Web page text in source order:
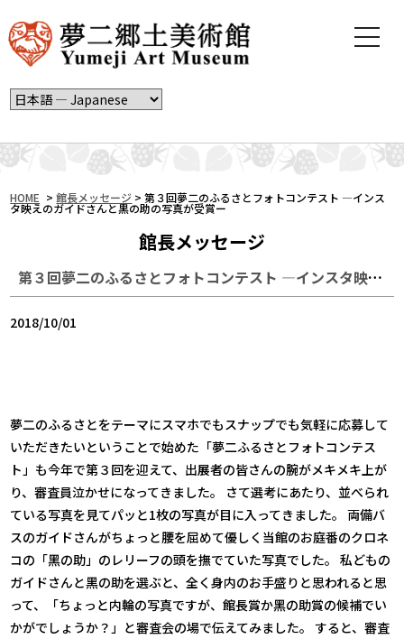
t
n
i
i
o
HOME >館長メッセージ >第３回夢二のふるさとフォトコンテスト ―インス
タ映えのガイドさんと黒の助の写真が受賞ー
館長メッセージ
第３回夢二のふるさとフォトコンテスト ―インスタ映えのガイドさんと黒の助の写真が受賞ー
2018/10/01
夢二のふるさとをテーマにスマホでもスナップでも気軽に応募して
いただきたいということで始めた「夢二ふるさとフォトコンテス
ト」も今年で第３回を迎えて、出展者の皆さんの腕がメキメキ上が
り、審査員泣かせになってきました。 さて選考にあたり、並べられ
ている写真を見てパッと1枚の写真が目に入ってきました。 両備バ
スのガイドさんがちょっと腰を屈めて優しく当館のお庭番のクロネ
コの「黑の助」のレリーフの頭を撫でていた写真でした。 私どもの
ガイドさんと黑の助を選ぶと、全く身内のお手盛りと思われると思
って、「ちょっと内輪の写真ですが、館長賞か黑の助賞の候補でい
かがでしょうか？」と審査会の場で伝えてみました。 すると、審査